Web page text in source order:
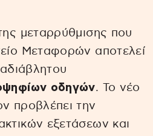
μεταρρύθμισης που
Μεταφορών αποτελεί
οδηγών. Το νέο
προβλέπει την
εξετάσεων και